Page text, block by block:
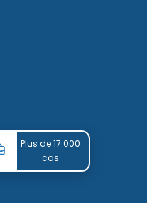
Plus de 17 000
cas